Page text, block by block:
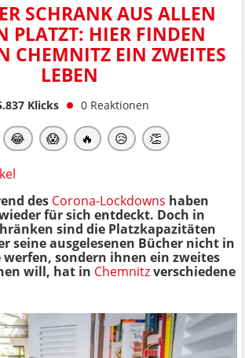
SCHRANK AUS ALLEN
PLATZT: HIER FINDEN
CHEMNITZ EIN ZWEITES
LEBEN
Klicks 0 Reaktionen
😂 😱 🔥 😥 👏
des Corona-Lockdowns haben
für sich entdeckt. Doch in
sind die Platzkapazitäten
seine ausgelesenen Bücher nicht in
werfen, sondern ihnen ein zweites
will, hat in Chemnitzverschiedene